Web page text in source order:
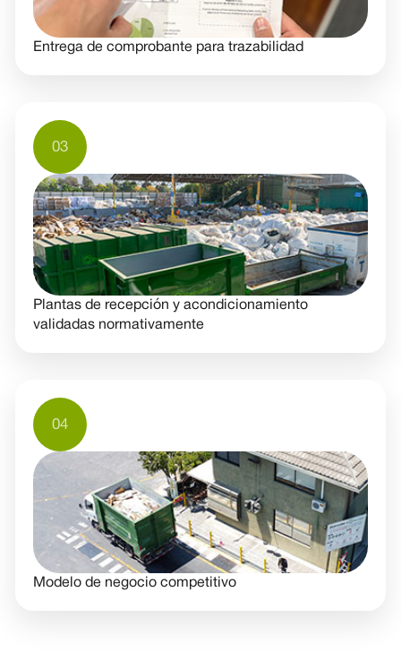
Entrega de comprobante para trazabilidad
03
Plantas de recepción y acondicionamiento
validadas normativamente
04
Modelo de negocio competitivo